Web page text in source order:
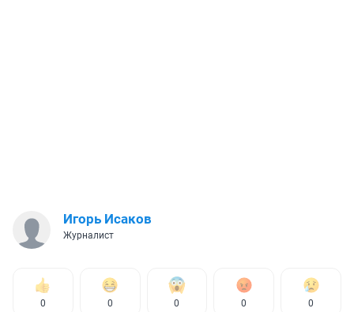
Игорь Исаков
Журналист
0 0 0 0 0